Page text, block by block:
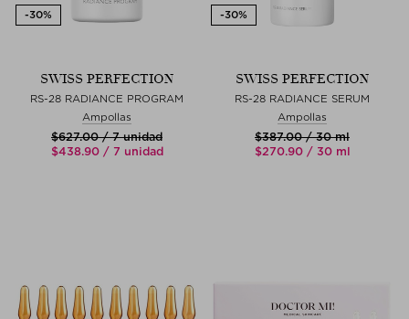
SWISS PERFECTION
RS-28 RADIANCE PROGRAM
Ampollas
$‌627.00 / 7 unidad
$‌438.90 / 7 unidad
SWISS PERFECTION
RS-28 RADIANCE SERUM
Ampollas
$‌387.00 / 30 ml
$‌270.90 / 30 ml